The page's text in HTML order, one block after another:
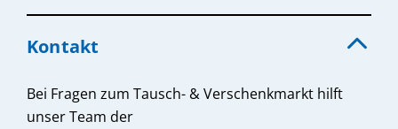
Kontakt
Bei Fragen zum Tausch- & Verschenkmarkt hilft
unser Team der